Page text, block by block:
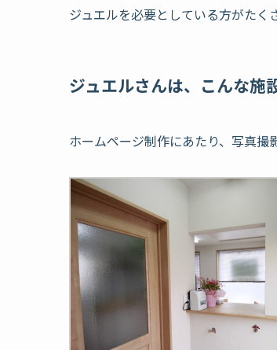
ジュエルを必要としている方がたく
ジュエルさんは、こんな施
ホームページ制作にあたり、写真